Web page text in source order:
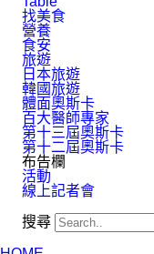
找美食
營養
食安
旅遊
日本旅遊
韓國旅遊
體面奧斯卡
百大醫師專家
第十三屆奧斯卡
第十二屆奧斯卡
布告欄
活動
線上記者會
搜尋